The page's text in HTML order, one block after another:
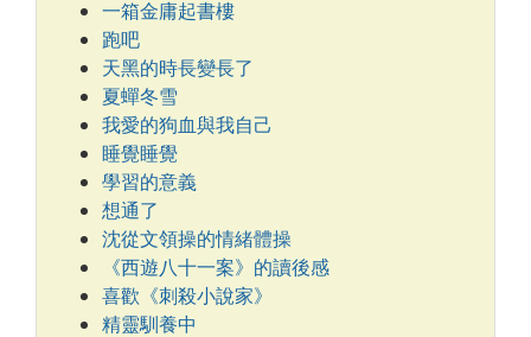
一箱金庸起書樓
跑吧
天黑的時長變長了
夏蟬冬雪
我愛的狗血與我自己
睡覺睡覺
學習的意義
想通了
沈從文領操的情緒體操
《西遊八十一案》的讀後感
喜歡《刺殺小說家》
精靈馴養中